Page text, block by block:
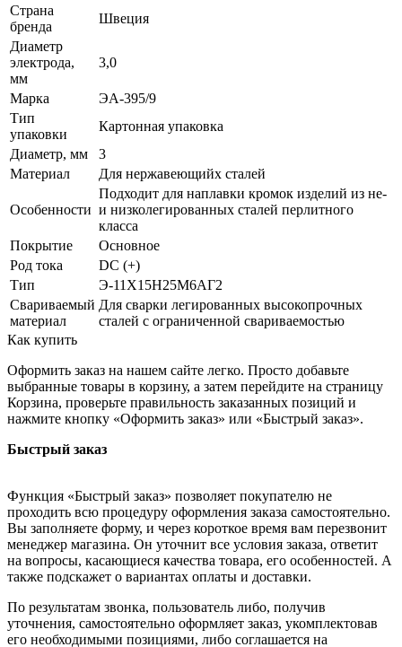
Страна
бренда
Швеция
Диаметр
электрода,
мм
3,0
Марка
ЭА-395/9
Тип
упаковки
Картонная упаковка
Диаметр, мм
3
Материал
Для нержавеющийх сталей
Особенности
Подходит для наплавки кромок изделий из не-
и низколегированных сталей перлитного
класса
Покрытие
Основное
Род тока
DC (+)
Тип
Э-11Х15Н25М6АГ2
Свариваемый
материал
Для сварки легированных высокопрочных
сталей с ограниченной свариваемостью
Как купить
Оформить заказ на нашем сайте легко. Просто добавьте
выбранные товары в корзину, а затем перейдите на страницу
Корзина, проверьте правильность заказанных позиций и
нажмите кнопку «Оформить заказ» или «Быстрый заказ».
Быстрый заказ
Функция «Быстрый заказ» позволяет покупателю не
проходить всю процедуру оформления заказа самостоятельно.
Вы заполняете форму, и через короткое время вам перезвонит
менеджер магазина. Он уточнит все условия заказа, ответит
на вопросы, касающиеся качества товара, его особенностей. А
также подскажет о вариантах оплаты и доставки.
По результатам звонка, пользователь либо, получив
уточнения, самостоятельно оформляет заказ, укомплектовав
его необходимыми позициями, либо соглашается на